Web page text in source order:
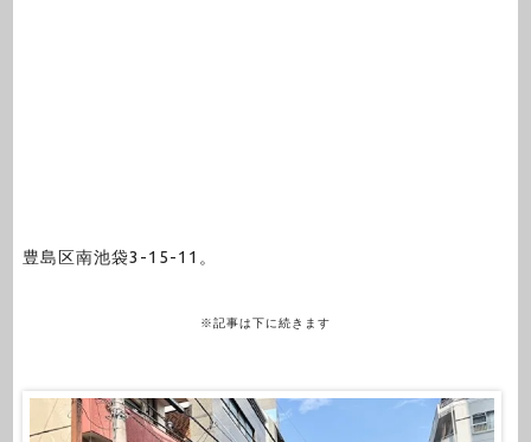
豊島区南池袋3-15-11。
※記事は下に続きます